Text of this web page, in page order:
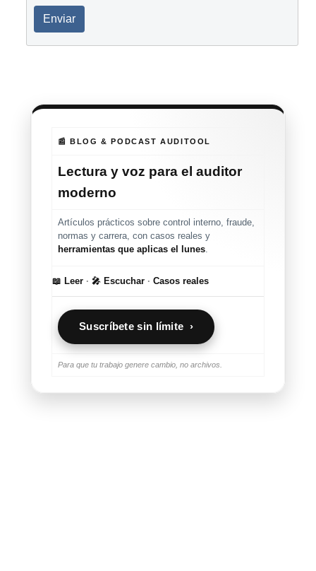
Enviar
📰 BLOG & PODCAST AUDITOOL
Lectura y voz para el auditor
moderno
Artículos prácticos sobre control interno, fraude,
normas y carrera, con casos reales y
herramientas que aplicas el lunes.
📖 Leer · 🎤 Escuchar · Casos reales
Suscríbete sin límite ›
Para que tu trabajo genere cambio, no archivos.